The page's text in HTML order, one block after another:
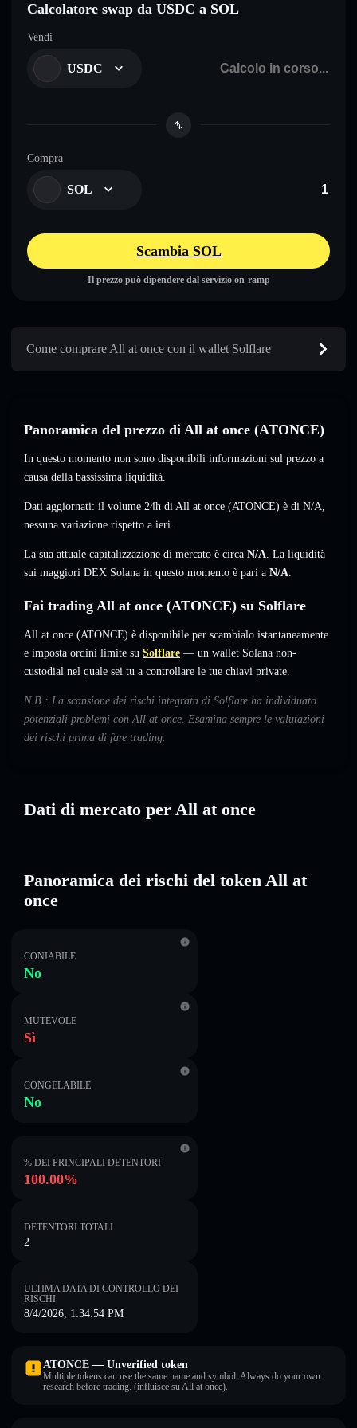
Calcolatore swap da USDC a SOL
Vendi
USDC
Compra
SOL
Scambia SOL
Il prezzo può dipendere dal servizio on-ramp
Come comprare All at once con il wallet Solflare
Panoramica del prezzo di All at once (ATONCE)
In questo momento non sono disponibili informazioni sul prezzo a
causa della bassissima liquidità.
Dati aggiornati: il volume 24h di All at once (ATONCE) è di N/A,
nessuna variazione rispetto a ieri.
La sua attuale capitalizzazione di mercato è circa N/A. La liquidità
sui maggiori DEX Solana in questo momento è pari a N/A.
Fai trading All at once (ATONCE) su Solflare
All at once (ATONCE) è disponibile per scambialo istantaneamente
e imposta ordini limite su Solflare — un wallet Solana non-
custodial nel quale sei tu a controllare le tue chiavi private.
N.B.: La scansione dei rischi integrata di Solflare ha individuato
potenziali problemi con All at once. Esamina sempre le valutazioni
dei rischi prima di fare trading.
Dati di mercato per All at once
Panoramica dei rischi del token All at
once
CONIABILE
No
MUTEVOLE
Sì
CONGELABILE
No
% DEI PRINCIPALI DETENTORI
100.00%
DETENTORI TOTALI
2
ULTIMA DATA DI CONTROLLO DEI
RISCHI
8/4/2026, 1:34:54 PM
ATONCE — Unverified token
Multiple tokens can use the same name and symbol. Always do your own
research before trading. (influisce su All at once).